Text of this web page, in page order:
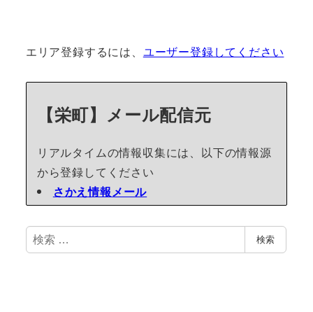
エリア登録するには、 ユーザー登録してください
【栄町】メール配信元
リアルタイムの情報収集には、以下の情報源
から登録してください
さかえ情報メール
検
索
検索